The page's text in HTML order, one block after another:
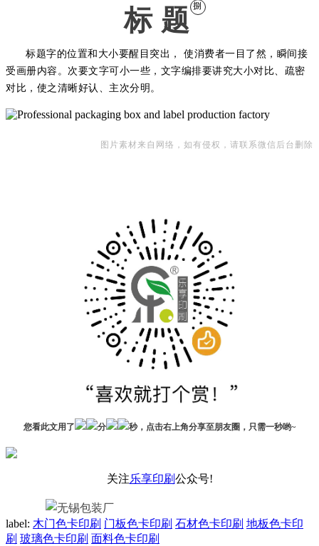
标 题 捌
标题字的位置和大小要醒目突出， 使消费者一目了然，瞬间接
受画册内容。次要文字可小一些，文字编排要讲究大小对比、疏密
对比，使之清晰好认、主次分明。
图片素材来自网络，如有侵权，请联系微信后台删除
您看此文用了 分 秒，点击右上角分享至朋友圈，只需一秒哟~
关注乐享印刷公众号!
label: 木门色卡印刷 门板色卡印刷 石材色卡印刷 地板色卡印
刷 玻璃色卡印刷 面料色卡印刷